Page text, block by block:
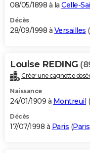
08/05/1898 à la Celle-
Décès
28/09/1998 à Versailles (
Louise REDING
Créer une cagnotte
Naissance
24/01/1909 à Montreuil (
Décès
17/07/1998 à Paris (Paris